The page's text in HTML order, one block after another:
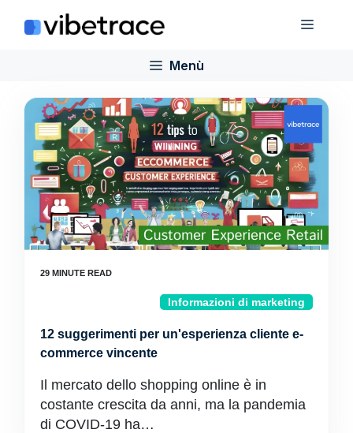
Menù
Menù
Informazioni di marketing
12 suggerimenti per un'esperienza cliente e-
commerce vincente
Il mercato dello shopping online è in
costante crescita da anni, ma la pandemia
di COVID-19 ha…